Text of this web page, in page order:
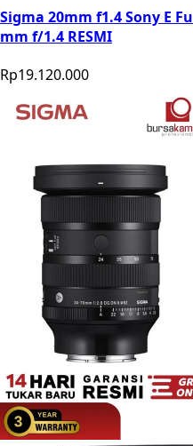
Sigma 20mm f1.4 Sony E
mm f/1.4 RESMI
Rp19.120.000